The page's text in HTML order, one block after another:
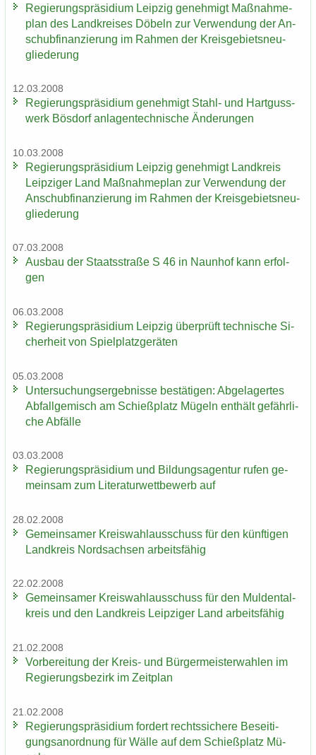
Re­gie­rungs­prä­si­di­um Leip­zig ge­neh­migt Maß­nah­me­
plan des Land­krei­ses Dö­beln zur Ver­wen­dung der An­
schub­fi­nan­zie­rung im Rah­men der Kreis­ge­biets­neu­
glie­de­rung
12.03.2008
Re­gie­rungs­prä­si­di­um ge­neh­migt Stahl-​ und Hart­guss­
werk Bös­dorf an­la­gen­tech­ni­sche Än­de­run­gen
10.03.2008
Re­gie­rungs­prä­si­di­um Leip­zig ge­neh­migt Land­kreis
Leip­zi­ger Land Maß­nah­me­plan zur Ver­wen­dung der
An­schub­fi­nan­zie­rung im Rah­men der Kreis­ge­biets­neu­
glie­de­rung
07.03.2008
Aus­bau der Staats­stra­ße S 46 in Naun­hof kann er­fol­
gen
06.03.2008
Re­gie­rungs­prä­si­di­um Leip­zig über­prüft tech­ni­sche Si­
cher­heit von Spiel­platz­ge­rä­ten
05.03.2008
Un­ter­su­chungs­er­geb­nis­se be­stä­ti­gen: Ab­ge­la­ger­tes
Ab­fall­ge­misch am Schieß­platz Mü­geln ent­hält ge­fähr­li­
che Ab­fäl­le
03.03.2008
Re­gie­rungs­prä­si­di­um und Bil­dungs­agen­tur rufen ge­
mein­sam zum Li­te­ra­tur­wett­be­werb auf
28.02.2008
Ge­mein­sa­mer Kreis­wahl­aus­schuss für den künf­ti­gen
Land­kreis Nord­sach­sen ar­beits­fä­hig
22.02.2008
Ge­mein­sa­mer Kreis­wahl­aus­schuss für den Mul­den­tal­
kreis und den Land­kreis Leip­zi­ger Land ar­beits­fä­hig
21.02.2008
Vor­be­rei­tung der Kreis-​ und Bür­ger­meis­ter­wah­len im
Re­gie­rungs­be­zirk im Zeit­plan
21.02.2008
Re­gie­rungs­prä­si­di­um for­dert rechts­si­che­re Be­sei­ti­
gungs­an­ord­nung für Wälle auf dem Schieß­platz Mü­